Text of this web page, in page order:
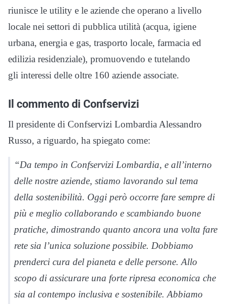
riunisce le utility e le aziende che operano a livello
locale nei settori di pubblica utilità (acqua, igiene
urbana, energia e gas, trasporto locale, farmacia ed
edilizia residenziale), promuovendo e tutelando
gli interessi delle oltre 160 aziende associate.
Il commento di Confservizi
Il presidente di Confservizi Lombardia Alessandro
Russo, a riguardo, ha spiegato come:
“Da tempo in Confservizi Lombardia, e all’interno
delle nostre aziende, stiamo lavorando sul tema
della sostenibilità. Oggi però occorre fare sempre di
più e meglio collaborando e scambiando buone
pratiche, dimostrando quanto ancora una volta fare
rete sia l’unica soluzione possibile. Dobbiamo
prenderci cura del pianeta e delle persone. Allo
scopo di assicurare una forte ripresa economica che
sia al contempo inclusiva e sostenibile. Abbiamo